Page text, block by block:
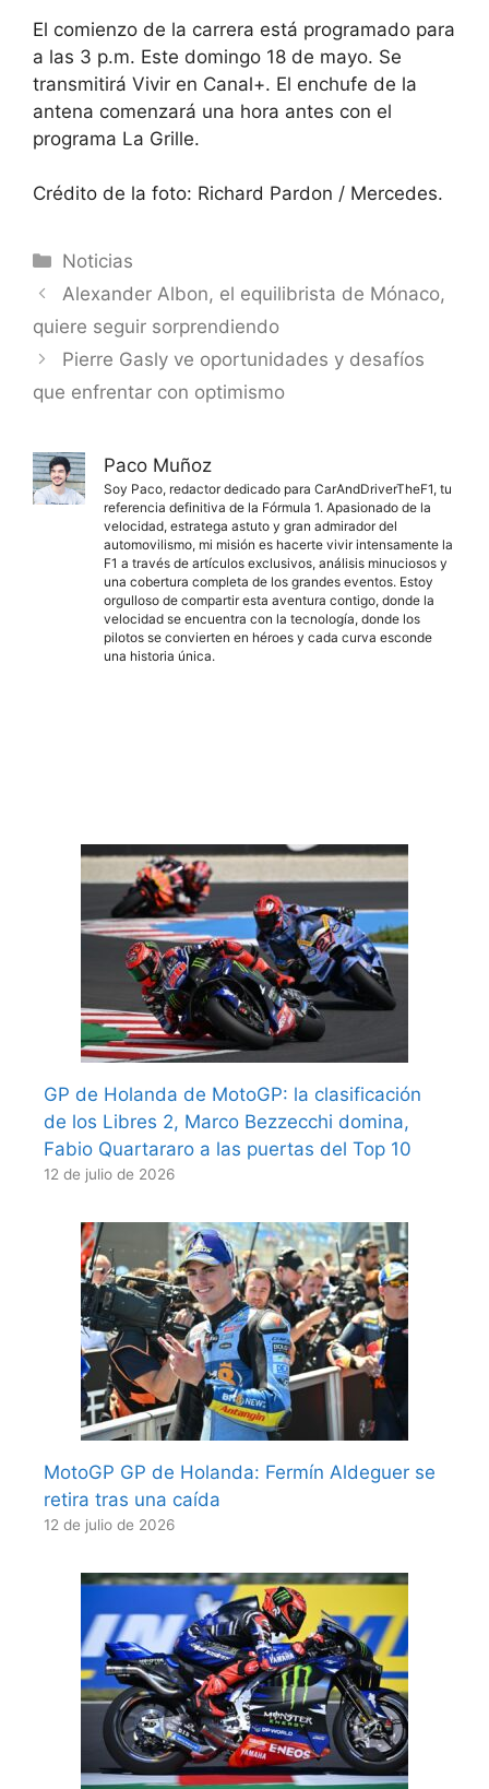
El comienzo de la carrera está programado para
a las 3 p.m. Este domingo 18 de mayo. Se
transmitirá Vivir en Canal+. El enchufe de la
antena comenzará una hora antes con el
programa La Grille.
Crédito de la foto: Richard Pardon / Mercedes.
Categorías
Noticias
Alexander Albon, el equilibrista de Mónaco,
quiere seguir sorprendiendo
Pierre Gasly ve oportunidades y desafíos
que enfrentar con optimismo
Paco Muñoz
Soy Paco, redactor dedicado para CarAndDriverTheF1, tu
referencia definitiva de la Fórmula 1. Apasionado de la
velocidad, estratega astuto y gran admirador del
automovilismo, mi misión es hacerte vivir intensamente la
F1 a través de artículos exclusivos, análisis minuciosos y
una cobertura completa de los grandes eventos. Estoy
orgulloso de compartir esta aventura contigo, donde la
velocidad se encuentra con la tecnología, donde los
pilotos se convierten en héroes y cada curva esconde
una historia única.
GP de Holanda de MotoGP: la clasificación
de los Libres 2, Marco Bezzecchi domina,
Fabio Quartararo a las puertas del Top 10
12 de julio de 2026
MotoGP GP de Holanda: Fermín Aldeguer se
retira tras una caída
12 de julio de 2026